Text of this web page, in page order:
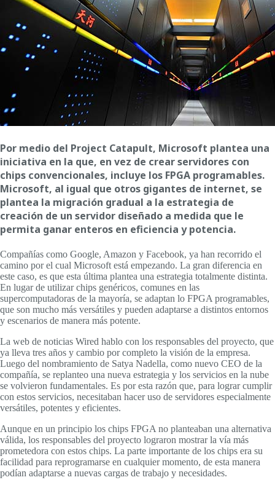
Por medio del Project Catapult, Microsoft plantea una
iniciativa en la que, en vez de crear servidores con
chips convencionales, incluye los FPGA programables.
Microsoft, al igual que otros gigantes de internet, se
plantea la migración gradual a la estrategia de
creación de un servidor diseñado a medida que le
permita ganar enteros en eficiencia y potencia.
Compañías como Google, Amazon y Facebook, ya han recorrido el
camino por el cual Microsoft está empezando. La gran diferencia en
este caso, es que esta última plantea una estrategia totalmente distinta.
En lugar de utilizar chips genéricos, comunes en las
supercomputadoras de la mayoría, se adaptan lo FPGA programables,
que son mucho más versátiles y pueden adaptarse a distintos entornos
y escenarios de manera más potente.
La web de noticias Wired hablo con los responsables del proyecto, que
ya lleva tres años y cambio por completo la visión de la empresa.
Luego del nombramiento de Satya Nadella, como nuevo CEO de la
compañía, se replanteo una nueva estrategia y los servicios en la nube
se volvieron fundamentales. Es por esta razón que, para lograr cumplir
con estos servicios, necesitaban hacer uso de servidores especialmente
versátiles, potentes y eficientes.
Aunque en un principio los chips FPGA no planteaban una alternativa
válida, los responsables del proyecto lograron mostrar la vía más
prometedora con estos chips. La parte importante de los chips era su
facilidad para reprogramarse en cualquier momento, de esta manera
podían adaptarse a nuevas cargas de trabajo y necesidades.